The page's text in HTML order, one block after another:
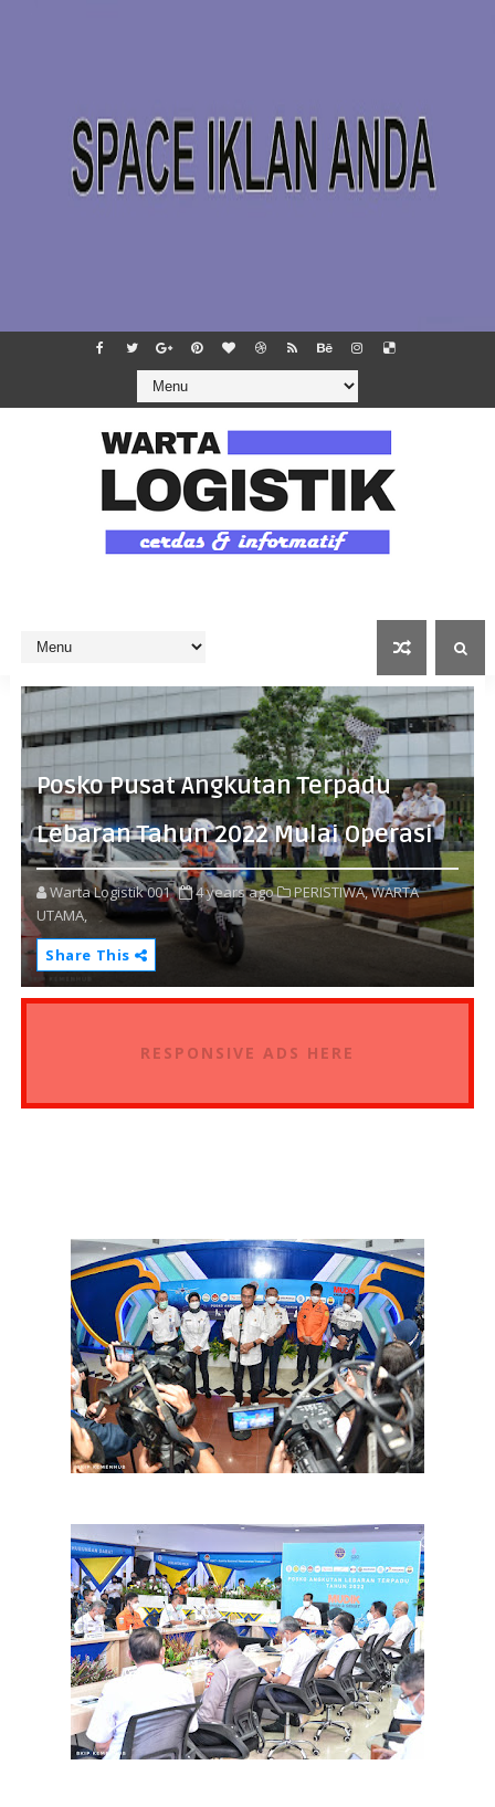
Posko Pusat Angkutan Terpadu
Lebaran Tahun 2022 Mulai Operasi
Warta Logistik 001 4 years ago PERISTIWA,WARTA
UTAMA,
Share This
RESPONSIVE ADS HERE